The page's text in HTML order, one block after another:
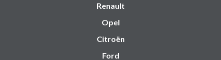
Renault
Opel
Citroën
Ford